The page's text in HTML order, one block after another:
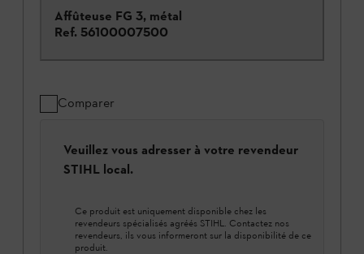
Affûteuse FG 3, métal
Ref. 56100007500
Comparer
Veuillez vous adresser à votre revendeur
STIHL local.
Ce produit est uniquement disponible chez les
revendeurs spécialisés agréés STIHL. Contactez nos
revendeurs, ils vous informeront sur la disponibilité de ce
produit.